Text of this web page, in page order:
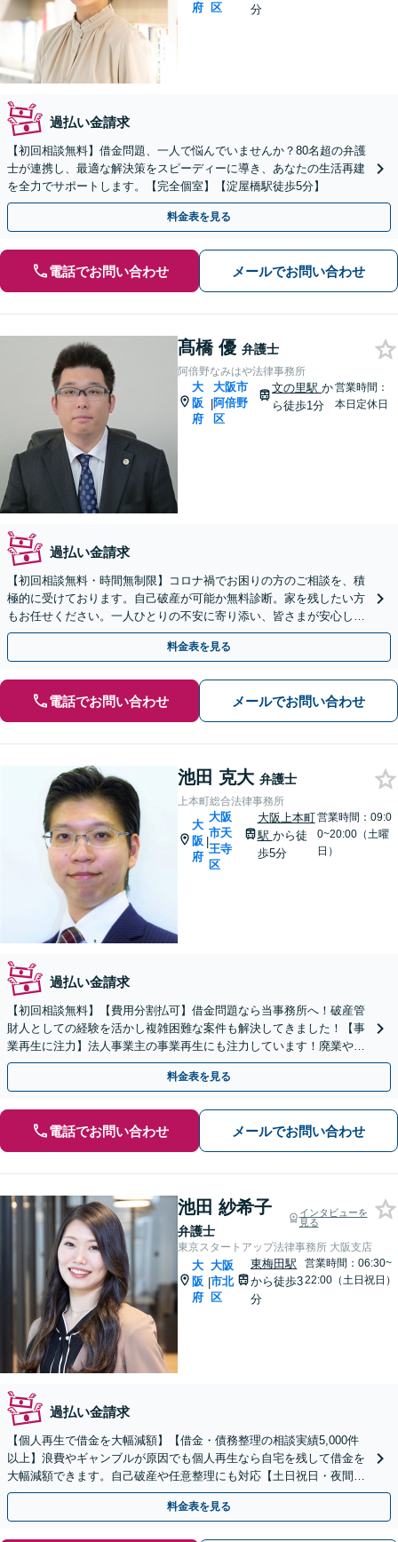
府
区
分
過払い金請求
【初回相談無料】借金問題、一人で悩んでいませんか？80名超の弁護
士が連携し、最適な解決策をスピーディーに導き、あなたの生活再建
を全力でサポートします。【完全個室】【淀屋橋駅徒歩5分】
料金表を見る
電話でお問い合わせ メールでお問い合わせ
髙橋 優 弁護士
阿倍野なみはや法律事務所
大
阪
府
|
大阪市
阿倍野
区
文の里駅か
ら徒歩1分
営業時間：
本日定休日
過払い金請求
【初回相談無料・時間無制限】コロナ禍でお困りの方のご相談を、積
極的に受けております。自己破産が可能か無料診断。家を残したい方
もお任せください。一人ひとりの不安に寄り添い、皆さまが安心して
暮らせるよう、全力でお守りします。【法テラス可】
料金表を見る
電話でお問い合わせ メールでお問い合わせ
池田 克大 弁護士
上本町総合法律事務所
大
阪
府
|
大阪
市天
王寺
区
大阪上本町
駅 から徒
歩5分
営業時間：09:0
0~20:00（土曜
日）
過払い金請求
【初回相談無料】【費用分割払可】借金問題なら当事務所へ！破産管
財人としての経験を活かし複雑困難な案件も解決してきました！【事
業再生に注力】法人事業主の事業再生にも注力しています！廃業や破
産をお考えの際も最善の方法をご提案します。
料金表を見る
電話でお問い合わせ メールでお問い合わせ
池田 紗希子
弁護士
インタビューを
見る
東京スタートアップ法律事務所 大阪支店
大
阪
府
|
大阪
市北
区
東梅田駅
から徒歩3
分
営業時間：06:30~
22:00（土日祝日）
過払い金請求
【個人再生で借金を大幅減額】【借金・債務整理の相談実績5,000件
以上】浪費やギャンブルが原因でも個人再生なら自宅を残して借金を
大幅減額できます。自己破産や任意整理にも対応【土日祝日・夜間も
相談受付】【費用の分割払い可】初回相談料は0円
料金表を見る